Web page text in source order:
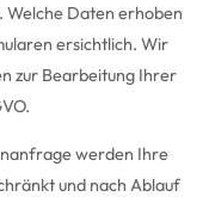
Daten erhoben
ersichtlich. Wir
zur Bearbeitung Ihrer
werden Ihre
und nach Ablauf